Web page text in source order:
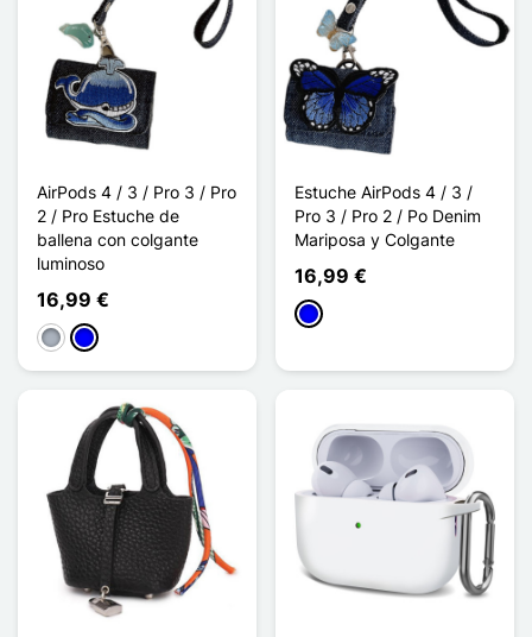
AirPods 4 / 3 / Pro 3 / Pro
2 / Pro Estuche de
ballena con colgante
luminoso
16,99 €
Gris Azul
Estuche AirPods 4 / 3 /
Pro 3 / Pro 2 / Po Denim
Mariposa y Colgante
16,99 €
Azul